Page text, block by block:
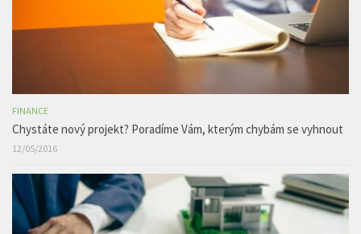
FINANCE
Chystáte nový projekt? Poradíme Vám, kterým chybám se vyhnout
12/05/2016